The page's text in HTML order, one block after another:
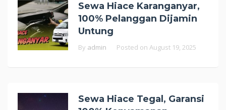
Sewa Hiace Karanganyar,
100% Pelanggan Dijamin
Untung
By admin Posted on August 19, 2025
Sewa Hiace Tegal, Garansi